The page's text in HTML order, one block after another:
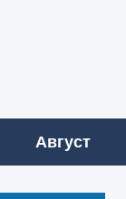
Август